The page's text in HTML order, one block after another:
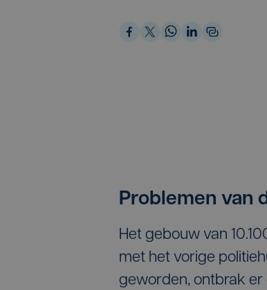
Problemen van
Het gebouw van
met het vorige
geworden, ontbrak